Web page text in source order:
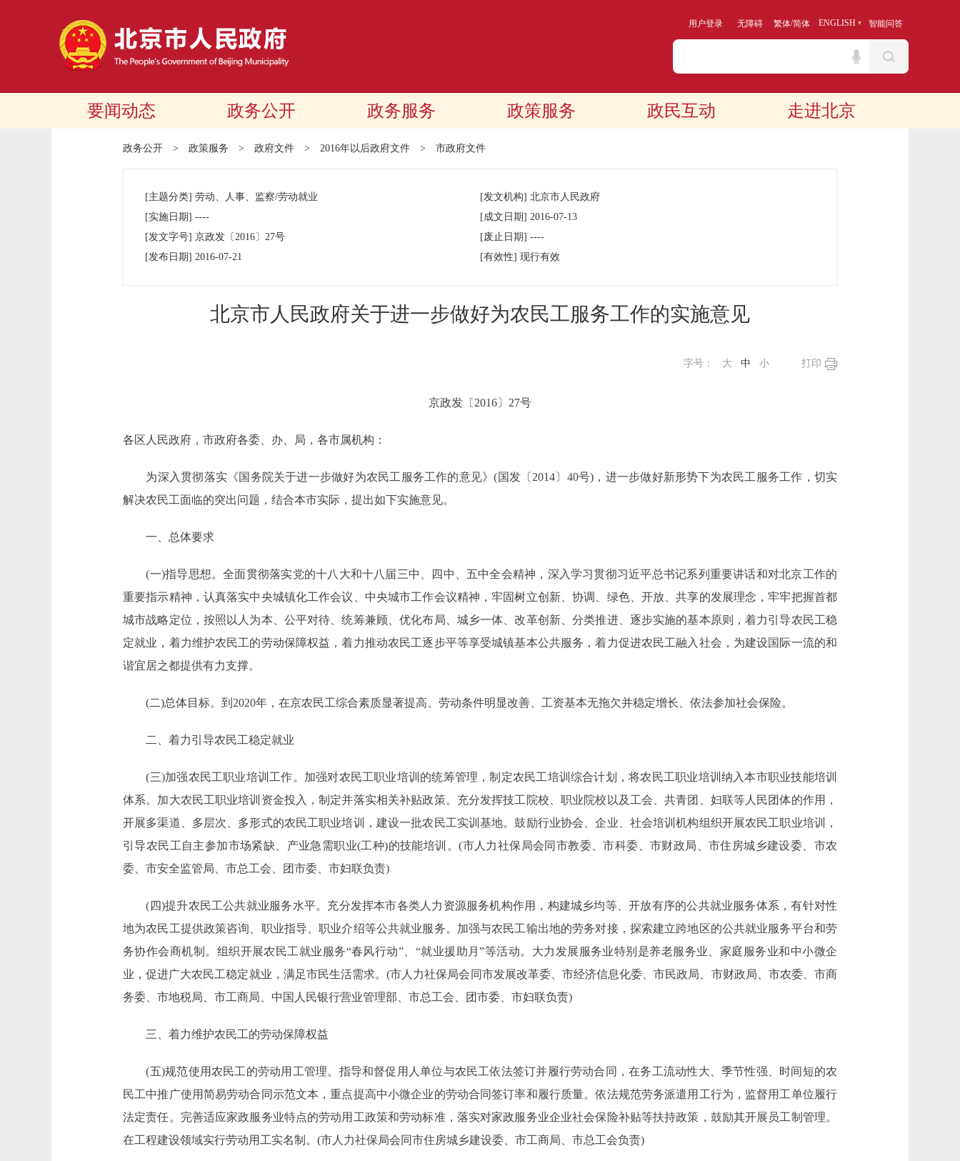
用户登录 无障碍 繁体/简体 ENGLISH 智能问答
要闻动态 政务公开 政务服务 政策服务 政民互动 走进北京
政务公开 > 政策服务 > 政府文件 > 2016年以后政府文件 > 市政府文件
[主题分类] 劳动、人事、监察/劳动就业 [发文机构] 北京市人民政府
[实施日期] ---- [成文日期] 2016-07-13
[发文字号] 京政发 〔2016〕 27号 [废止日期] ----
[发布日期] 2016-07-21 [有效性] 现行有效
北京市人民政府关于进一步做好为农民工服务工作的实施意见
打印
字号： 大 中 小
京政发〔2016〕27号
各区人民政府，市政府各委、办、局，各市属机构：
为深入贯彻落实《国务院关于进一步做好为农民工服务工作的意见》(国发〔2014〕40号)，进一步做好新形势下为农民工服务工作，切实
解决农民工面临的突出问题，结合本市实际，提出如下实施意见。
一、总体要求
(一)指导思想。全面贯彻落实党的十八大和十八届三中、四中、五中全会精神，深入学习贯彻习近平总书记系列重要讲话和对北京工作的
重要指示精神，认真落实中央城镇化工作会议、中央城市工作会议精神，牢固树立创新、协调、绿色、开放、共享的发展理念，牢牢把握首都
城市战略定位，按照以人为本、公平对待、统筹兼顾、优化布局、城乡一体、改革创新、分类推进、逐步实施的基本原则，着力引导农民工稳
定就业，着力维护农民工的劳动保障权益，着力推动农民工逐步平等享受城镇基本公共服务，着力促进农民工融入社会，为建设国际一流的和
谐宜居之都提供有力支撑。
(二)总体目标。到2020年，在京农民工综合素质显著提高、劳动条件明显改善、工资基本无拖欠并稳定增长、依法参加社会保险。
二、着力引导农民工稳定就业
(三)加强农民工职业培训工作。加强对农民工职业培训的统筹管理，制定农民工培训综合计划，将农民工职业培训纳入本市职业技能培训
体系。加大农民工职业培训资金投入，制定并落实相关补贴政策。充分发挥技工院校、职业院校以及工会、共青团、妇联等人民团体的作用，
开展多渠道、多层次、多形式的农民工职业培训，建设一批农民工实训基地。鼓励行业协会、企业、社会培训机构组织开展农民工职业培训，
引导农民工自主参加市场紧缺、产业急需职业(工种)的技能培训。(市人力社保局会同市教委、市科委、市财政局、市住房城乡建设委、市农
委、市安全监管局、市总工会、团市委、市妇联负责)
(四)提升农民工公共就业服务水平。充分发挥本市各类人力资源服务机构作用，构建城乡均等、开放有序的公共就业服务体系，有针对性
地为农民工提供政策咨询、职业指导、职业介绍等公共就业服务。加强与农民工输出地的劳务对接，探索建立跨地区的公共就业服务平台和劳
务协作会商机制。组织开展农民工就业服务“春风行动”、“就业援助月”等活动。大力发展服务业特别是养老服务业、家庭服务业和中小微企
业，促进广大农民工稳定就业，满足市民生活需求。(市人力社保局会同市发展改革委、市经济信息化委、市民政局、市财政局、市农委、市商
务委、市地税局、市工商局、中国人民银行营业管理部、市总工会、团市委、市妇联负责)
三、着力维护农民工的劳动保障权益
(五)规范使用农民工的劳动用工管理。指导和督促用人单位与农民工依法签订并履行劳动合同，在务工流动性大、季节性强、时间短的农
民工中推广使用简易劳动合同示范文本，重点提高中小微企业的劳动合同签订率和履行质量。依法规范劳务派遣用工行为，监督用工单位履行
法定责任。完善适应家政服务业特点的劳动用工政策和劳动标准，落实对家政服务业企业社会保险补贴等扶持政策，鼓励其开展员工制管理。
在工程建设领域实行劳动用工实名制。(市人力社保局会同市住房城乡建设委、市工商局、市总工会负责)